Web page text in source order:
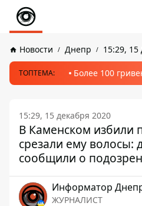
Новости Днепр 15:29, 15
ТОПТЕМА: Более 100
15:29, 15 декабря 2020
В Каменском избили
срезали ему волосы:
сообщили о
Информатор
ЖУРНАЛИСТ